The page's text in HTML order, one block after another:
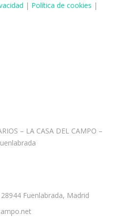
| Política de cookies |
– LA CASA DEL CAMPO –
Fuenlabrada, Madrid